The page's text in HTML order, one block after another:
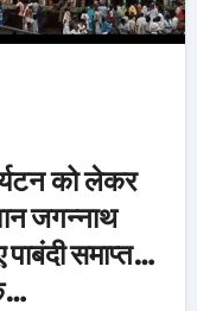
को लेकर
जगन्नाथ
समाप्त…